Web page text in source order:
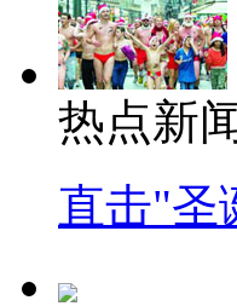
热点新
直击"圣